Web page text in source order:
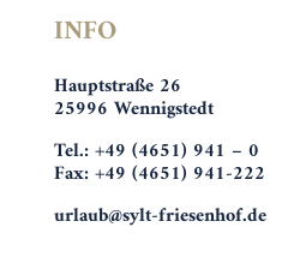
INFO
Hauptstraße 26
25996 Wennigstedt
Tel.: +49 (4651) 941 – 0
Fax: +49 (4651) 941-222
urlaub@sylt-friesenhof.de